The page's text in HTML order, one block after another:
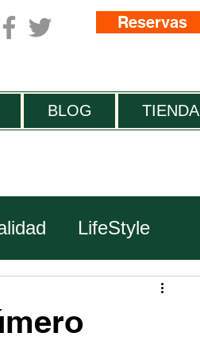
Reservas
BLOG TIENDA
LifeStyle